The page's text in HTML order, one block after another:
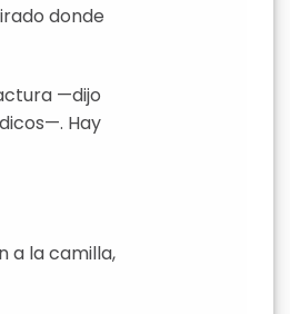
donde
—dijo
Hay
a la camilla,